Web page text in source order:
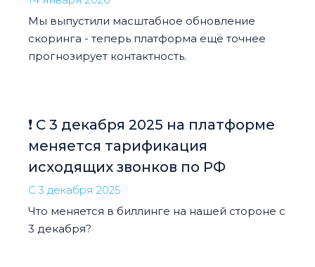
Мы выпустили масштабное обновление
скоринга - теперь платформа ещё точнее
прогнозирует контактность.
❗️ С 3 декабря 2025 на платформе
меняется тарификация
исходящих звонков по РФ
С 3 декабря 2025
Что меняется в биллинге на нашей стороне с
3 декабря?